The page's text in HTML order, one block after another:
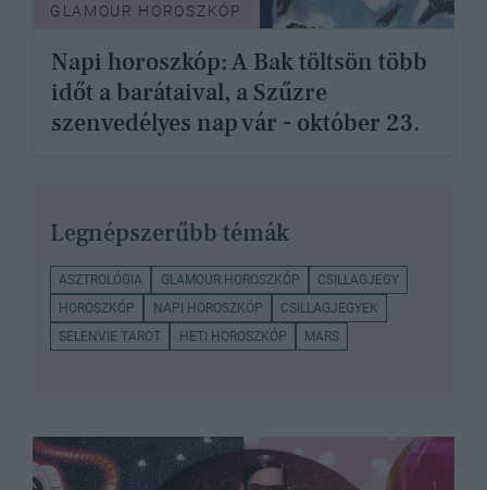
GLAMOUR HOROSZKÓP
Napi horoszkóp: A Bak töltsön több
időt a barátaival, a Szűzre
szenvedélyes nap vár - október 23.
Legnépszerűbb témák
ASZTROLÓGIA GLAMOUR HOROSZKÓP
CSILLAGJEGY
HOROSZKÓP
NAPI HOROSZKÓP
CSILLAGJEGYEK
SELENVIE TAROT
HETI HOROSZKÓP MARS